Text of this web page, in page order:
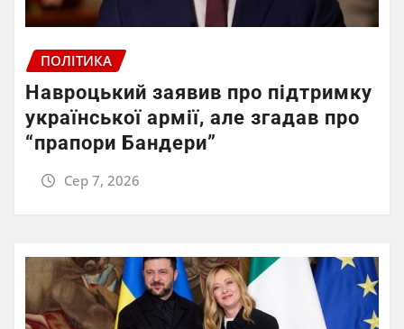
ПОЛІТИКА
Навроцький заявив про підтримку
української армії, але згадав про
“прапори Бандери”
Сер 7, 2026